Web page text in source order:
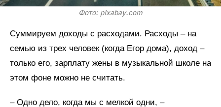
Фото: pixabay.com
Суммируем доходы с расходами. Расходы – на
семью из трех человек (когда Егор дома), доход –
только его, зарплату жены в музыкальной школе на
этом фоне можно не считать.
– Одно дело, когда мы с мелкой одни, –